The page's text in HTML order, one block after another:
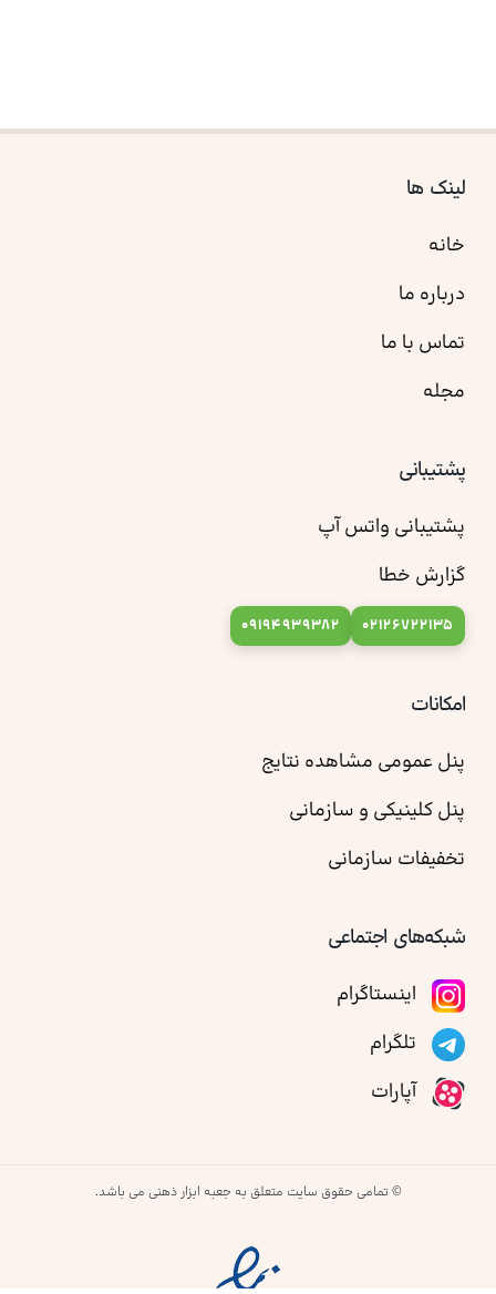
لینک ها
خانه
درباره ما
تماس با ما
مجله
پشتیبانی
پشتیبانی واتس آپ
گزارش خطا
02126722135
09194939382
امکانات
پنل عمومی مشاهده نتایج
پنل کلینیکی و سازمانی
تخفیفات سازمانی
شبکه‌های اجتماعی
اینستاگرام
تلگرام
آپارات
© تمامی حقوق سایت متعلق به جعبه ابزار ذهنی می باشد.